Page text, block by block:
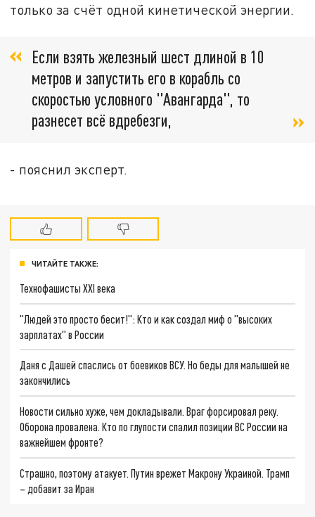
только за счёт одной кинетической энергии.
Если взять железный шест длиной в 10
метров и запустить его в корабль со
скоростью условного "Авангарда", то
разнесет всё вдребезги,
- пояснил эксперт.
ЧИТАЙТЕ ТАКЖЕ:
Технофашисты XXI века
"Людей это просто бесит!": Кто и как создал миф о "высоких
зарплатах" в России
Даня с Дашей спаслись от боевиков ВСУ. Но беды для малышей не
закончились
Новости сильно хуже, чем докладывали. Враг форсировал реку.
Оборона провалена. Кто по глупости спалил позиции ВС России на
важнейшем фронте?
Страшно, поэтому атакует. Путин врежет Макрону Украиной. Трамп
– добавит за Иран